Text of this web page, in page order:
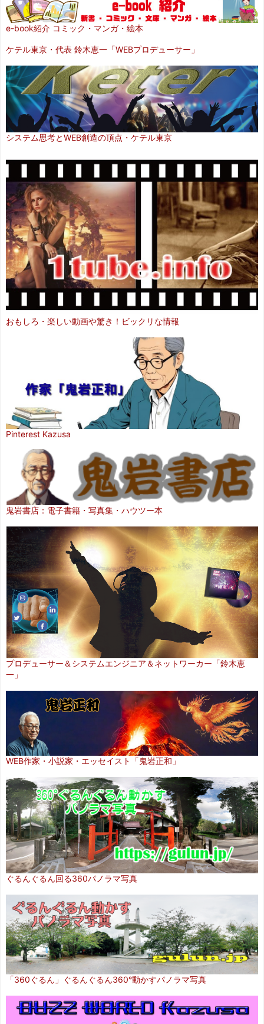
e-book紹介 コミック・マンガ・絵本
ケテル東京・代表 鈴木恵一「WEBプロデューサー」
システム思考とWEB創造の頂点・ケテル東京
おもしろ・楽しい動画や驚き！ビックリな情報
Pinterest Kazusa
鬼岩書店：電子書籍・写真集・ハウツー本
プロデューサー＆システムエンジニア＆ネットワーカー「鈴木恵
一」
WEB作家・小説家・エッセイスト「鬼岩正和」
ぐるんぐるん回る360パノラマ写真
「360ぐるん」ぐるんぐるん360°動かすパノラマ写真